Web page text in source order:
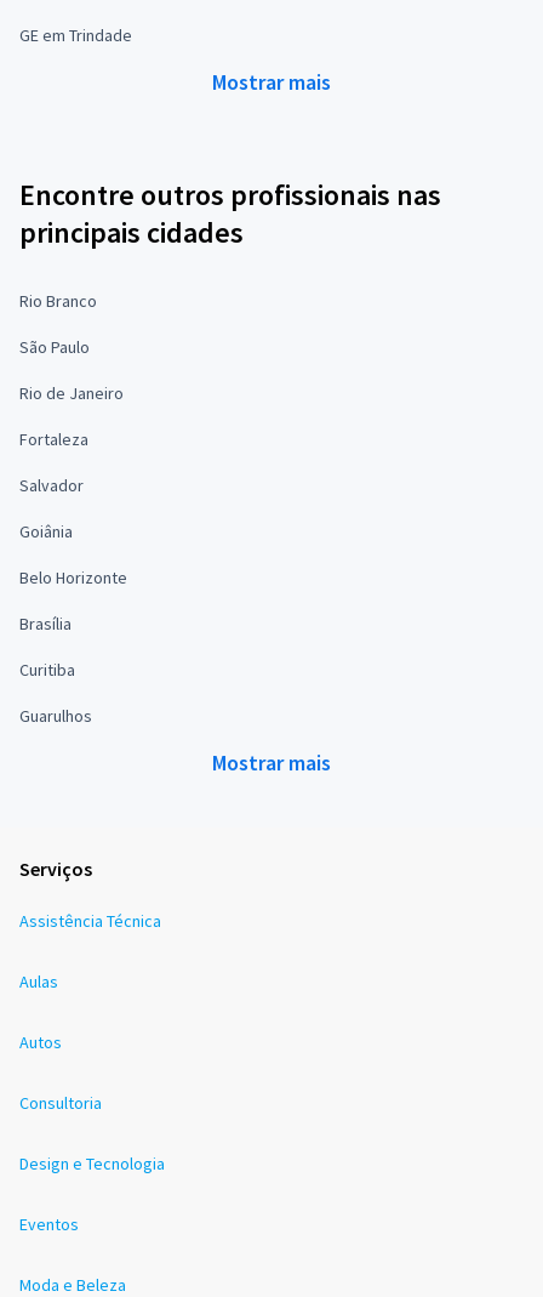
GE em Trindade
Mostrar mais
Encontre outros profissionais nas
principais cidades
Rio Branco
São Paulo
Rio de Janeiro
Fortaleza
Salvador
Goiânia
Belo Horizonte
Brasília
Curitiba
Guarulhos
Mostrar mais
Serviços
Assistência Técnica
Aulas
Autos
Consultoria
Design e Tecnologia
Eventos
Moda e Beleza